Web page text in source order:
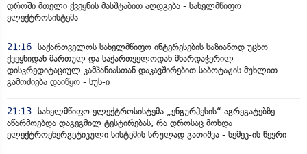
დროში მთელი ქვეყნის მასშტაბით აღდგება - სახელმწიფო
ელექტროსისტემა
21:16 საქართველოს სახელმწიფო ინტერესების საზიანოდ უცხო
ქვეყნიდან მართულ და საქართველოდან მხარდაჭერილ
დისკრედიტაციულ კამპანიასთან დაკავშირებით საბოტაჟის მუხლით
გამოძიება დაიწყო - სუს-ი
21:13 სახელმწიფო ელექტროსისტემა „ენგურჰესის“ აგრეგატებზე
აწარმოებდა დაგეგმილ ტესტირებას, რა დროსაც მოხდა
ელექტროენერგეტიკული სისტემის სრულად გათიშვა - სემეკ-ის წევრი